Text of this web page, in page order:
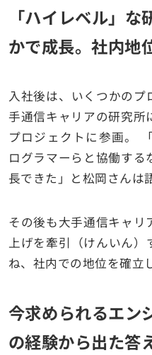
「ハイレベル」
かで成長。社内地
入社後は、いくつかの
手通信キャリアの研究所
プロジェクトに参画。
ログラマーらと協働す
長できた」と松岡さんは
その後も大手通信キャリ
上げを牽引（けんいん
ね、社内での地位を確立
今求められるエン
の経験から出た答